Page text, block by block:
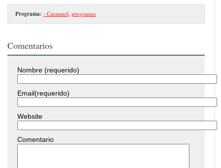
Programa: - Caramuel programas
Comentarios
Nombre (requerido)
Email(requerido)
Website
Comentario